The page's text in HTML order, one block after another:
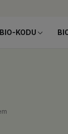
BIO-KODU